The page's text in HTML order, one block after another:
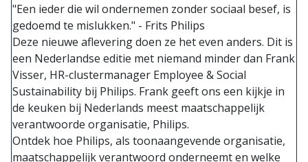
"Een ieder die wil ondernemen zonder sociaal besef, is
gedoemd te mislukken." - Frits Philips
Deze nieuwe aflevering doen ze het even anders. Dit is
een Nederlandse editie met niemand minder dan Frank
Visser, HR-clustermanager Employee & Social
Sustainability bij Philips. Frank geeft ons een kijkje in
de keuken bij Nederlands meest maatschappelijk
verantwoorde organisatie, Philips.
Ontdek hoe Philips, als toonaangevende organisatie,
maatschappelijk verantwoord onderneemt en welke